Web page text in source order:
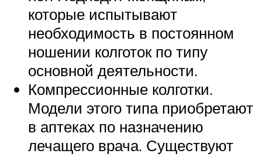
которые испытывают
необходимость в постоянном
ношении колготок по типу
основной деятельности.
Компрессионные колготки.
Модели этого типа приобретают
в аптеках по назначению
лечащего врача. Существуют